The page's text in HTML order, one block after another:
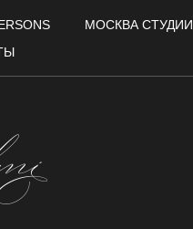
МОСКВА СТУДИИ